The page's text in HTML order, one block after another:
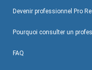
Devenir professionnel Pro
Pourquoi consulter un
FAQ